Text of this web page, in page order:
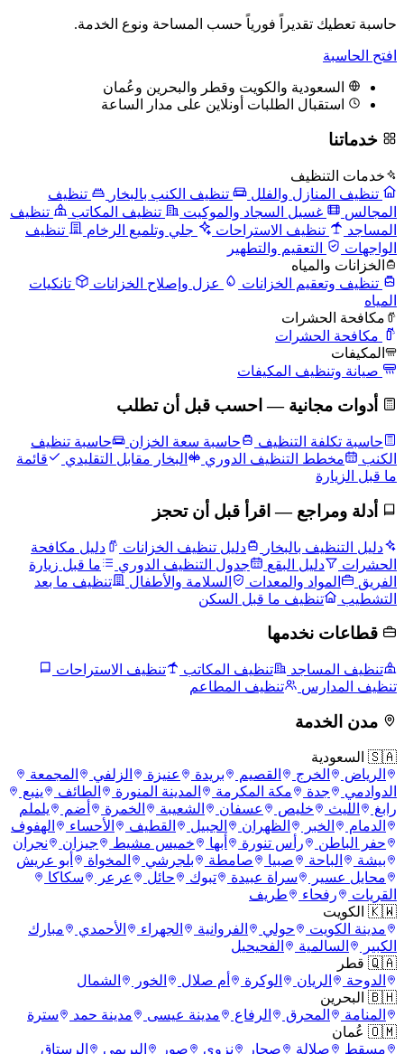
حاسبة تعطيك تقديراً فورياً حسب المساحة ونوع الخدمة.
افتح الحاسبة
السعودية والكويت وقطر والبحرين وعُمان
استقبال الطلبات أونلاين على مدار الساعة
خدماتنا
خدمات التنظيف
تنظيف المنازل والفلل
تنظيف الكنب بالبخار
تنظيف
المجالس
غسيل السجاد والموكيت تنظيف المكاتب
تنظيف
المساجد
تنظيف الاستراحات جلي وتلميع الرخام
تنظيف
الواجهات
التعقيم والتطهير
الخزانات والمياه
تنظيف وتعقيم الخزانات
عزل وإصلاح الخزانات
تانكيات
المياه
مكافحة الحشرات
مكافحة الحشرات
المكيفات
صيانة وتنظيف المكيفات
أدوات مجانية — احسب قبل أن تطلب
حاسبة تكلفة التنظيف حاسبة سعة الخزان
حاسبة تنظيف
الكنب
مخطط التنظيف الدوري البخار مقابل التقليدي
قائمة
ما قبل الزيارة
أدلة ومراجع — اقرأ قبل أن تحجز
دليل التنظيف بالبخار دليل تنظيف الخزانات
دليل مكافحة
الحشرات
دليل البقع جدول التنظيف الدوري
ما قبل زيارة
الفريق
المواد والمعدات السلامة والأطفال
تنظيف ما بعد
التشطيب
تنظيف ما قبل السكن
قطاعات نخدمها
تنظيف المساجد تنظيف المكاتب
تنظيف الاستراحات
تنظيف المدارس
تنظيف المطاعم
مدن الخدمة
🇸🇦 السعودية
الرياض
الخرج القصيم بريدة عنيزة الزلفي
المجمعة
الدوادمي
جدة مكة المكرمة المدينة المنورة الطائف
ينبع
رابغ
الليث خليص عسفان الشعيبة الخمرة أضم
يلملم
الدمام
الخبر الظهران الجبيل القطيف الأحساء
الهفوف
حفر الباطن
رأس تنورة أبها خميس مشيط جيزان
نجران
بيشة
الباحة صبيا صامطة بلجرشي المخواة
أبو عريش
محايل عسير
سراة عبيدة تبوك حائل عرعر
سكاكا
القريات
رفحاء
طريف
🇰🇼 الكويت
مدينة الكويت
حولي الفروانية الجهراء الأحمدي
مبارك
الكبير
السالمية
الفحيحيل
🇶🇦 قطر
الدوحة
الريان الوكرة أم صلال الخور
الشمال
🇧🇭 البحرين
المنامة
المحرق الرفاع مدينة عيسى مدينة حمد
سترة
🇴🇲 عُمان
مسقط
صلالة صحار نزوى صور البريمي الرستاق